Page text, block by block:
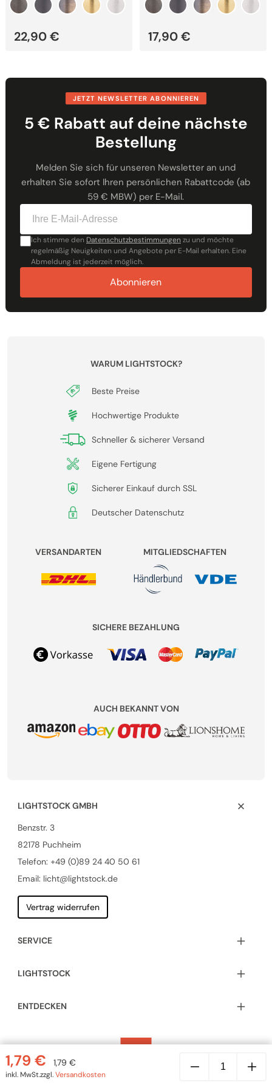
Glattmantel-
Lampenfassung
aus
1,79 € 1,79 €
inkl. MwSt.zzgl.Versandkosten
22,90€ 17,90€
JETZT NEWSLETTER ABONNIEREN
5 € Rabatt auf deine nächste
Bestellung
Melden Sie sich für unseren Newsletter an und
erhalten Sie sofort Ihren persönlichen Rabattcode (ab
59 € MBW) per E-Mail.
Ich stimme den Datenschutzbestimmungenzu und möchte
regelmäßig Neuigkeiten und Angebote per E-Mail erhalten. Eine
Abmeldung ist jederzeit möglich.
Abonnieren
WARUM LIGHTSTOCK?
Beste Preise
Hochwertige Produkte
Schneller & sicherer Versand
Eigene Fertigung
Sicherer Einkauf durch SSL
Deutscher Datenschutz
VERSANDARTEN MITGLIEDSCHAFTEN
SICHERE BEZAHLUNG
AUCH BEKANNT VON
LIGHTSTOCK GMBH
Benzstr. 3
82178 Puchheim
Telefon: +49 (0)89 24 40 50 61
Email: licht@lightstock.de
Vertrag widerrufen
SERVICE
LIGHTSTOCK
ENTDECKEN